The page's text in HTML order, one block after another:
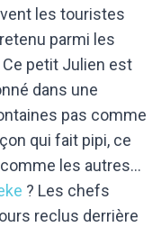
les touristes
parmi les
petit Julien est
dans une
pas comme
qui fait pipi, ce
les autres…
? Les chefs
reclus derrière